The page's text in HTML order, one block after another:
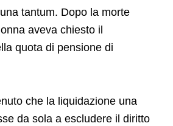
tantum. Dopo la morte
aveva chiesto il
quota di pensione di
che la liquidazione una
da sola a escludere il diritto